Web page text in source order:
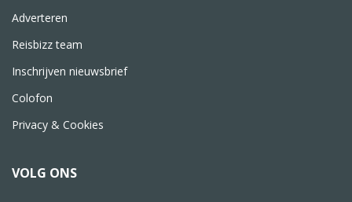
Adverteren
Reisbizz team
Inschrijven nieuwsbrief
Colofon
Privacy & Cookies
VOLG ONS